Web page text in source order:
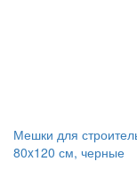
Мешки для
80x120 см, черные